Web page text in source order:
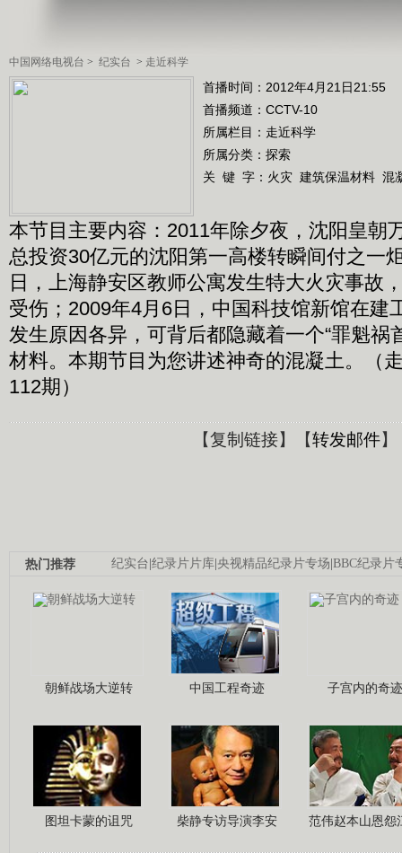
中国网络电视台 > 纪实台 > 走近科学
首播时间：2012年4月21日21:55
首播频道： CCTV-10
所属栏目： 走近科学
所属分类：探索
关 键 字： 火灾 建筑保温材料 混
本节目主要内容：2011年除夕夜，沈阳皇朝
总投资30亿元的沈阳第一高楼转瞬间付之一
日，上海静安区教师公寓发生特大火灾事故
受伤；2009年4月6日，中国科技馆新馆在建
发生原因各异，可背后都隐藏着一个“罪魁祸
材料。本期节目为您讲述神奇的混凝土。（
112期）
【复制链接】【转发邮件】
纪实台 纪录片片库 央视精品纪录片专场 BBC纪录片
热门推荐
朝鲜战场大逆转 中国工程奇迹 子宫内的奇迹
图坦卡蒙的诅咒 柴静专访导演李安 范伟赵本山恩怨